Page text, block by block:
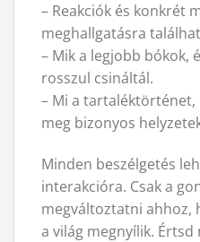
– Reakciók és konkrét
meghallgatásra
– Mik a legjobb bókok,
rosszul csináltál.
– Mi a
meg bizonyos
Minden beszélgetés
interakcióra. Csak a
megváltoztatni ahhoz,
a világ megnyílik. Értsd